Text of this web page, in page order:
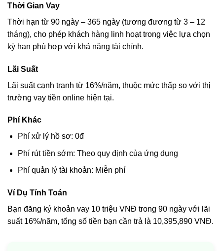
Thời Gian Vay
Thời hạn từ 90 ngày – 365 ngày (tương đương từ 3 – 12
tháng), cho phép khách hàng linh hoạt trong việc lựa chọn
kỳ hạn phù hợp với khả năng tài chính.
Lãi Suất
Lãi suất cạnh tranh từ 16%/năm, thuộc mức thấp so với thị
trường vay tiền online hiện tại.
Phí Khác
Phí xử lý hồ sơ: 0đ
Phí rút tiền sớm: Theo quy định của ứng dụng
Phí quản lý tài khoản: Miễn phí
Ví Dụ Tính Toán
Bạn đăng ký khoản vay 10 triệu VNĐ trong 90 ngày với lãi
suất 16%/năm, tổng số tiền bạn cần trả là 10,395,890 VNĐ.